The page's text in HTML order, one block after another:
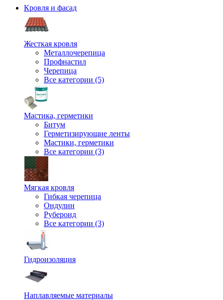
Кровля и фасад
Жесткая кровля
Металлочерепица
Профнастил
Черепица
Все категории (5)
Мастика, герметики
Битум
Герметизирующие ленты
Мастики, герметики
Все категории (3)
Мягкая кровля
Гибкая черепица
Ондулин
Рубероид
Все категории (3)
Гидроизоляция
Наплавляемые материалы